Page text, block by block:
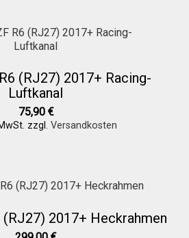
(RJ27) 2017+ Racing-
Luftkanal
75,90 €
zzgl. Versandkosten
(RJ27) 2017+ Heckrahmen